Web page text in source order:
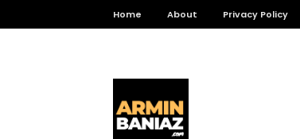
Home About Privacy Policy